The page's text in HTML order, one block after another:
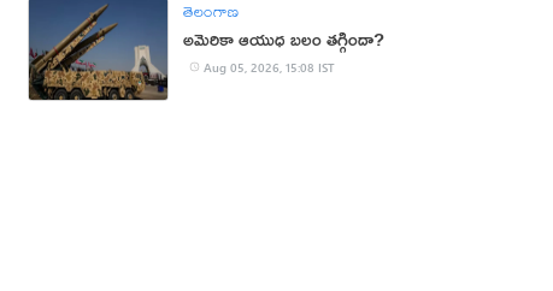
తెలంగాణ
అమెరికా ఆయుధ బలం తగ్గిందా?
Aug 05, 2026, 15:08 IST